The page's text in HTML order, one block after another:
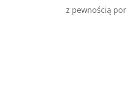
z pewnością